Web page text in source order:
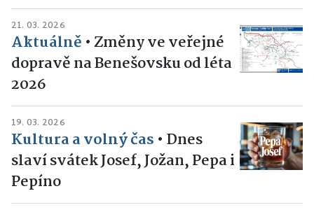
21. 03. 2026
Aktuálně • Změny ve veřejné
dopravě na Benešovsku od léta
2026
19. 03. 2026
Kultura a volný čas • Dnes
slaví svátek Josef, Jožan, Pepa i
Pepíno